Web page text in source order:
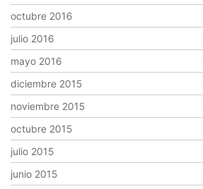
octubre 2016
julio 2016
mayo 2016
diciembre 2015
noviembre 2015
octubre 2015
julio 2015
junio 2015